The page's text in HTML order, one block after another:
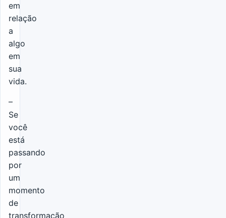
em
relação
a
algo
em
sua
vida.
–
Se
você
está
passando
por
um
momento
de
transformação